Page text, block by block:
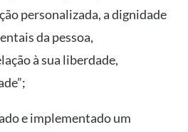
personalizada, a dignidade
da pessoa,
à sua liberdade,
e implementado um